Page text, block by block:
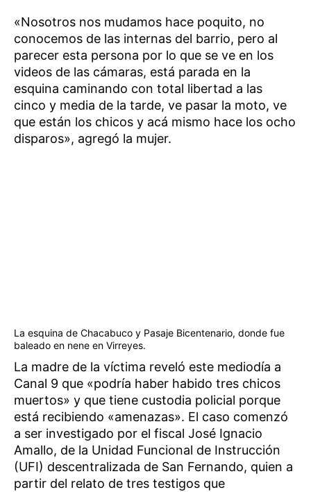
«Nosotros nos mudamos hace poquito, no
conocemos de las internas del barrio, pero al
parecer esta persona por lo que se ve en los
videos de las cámaras, está parada en la
esquina caminando con total libertad a las
cinco y media de la tarde, ve pasar la moto, ve
que están los chicos y acá mismo hace los ocho
disparos», agregó la mujer.
La esquina de Chacabuco y Pasaje Bicentenario, donde fue
baleado en nene en Virreyes.
La madre de la víctima reveló este mediodía a
Canal 9 que «podría haber habido tres chicos
muertos» y que tiene custodia policial porque
está recibiendo «amenazas». El caso comenzó
a ser investigado por el fiscal José Ignacio
Amallo, de la Unidad Funcional de Instrucción
(UFI) descentralizada de San Fernando, quien a
partir del relato de tres testigos que